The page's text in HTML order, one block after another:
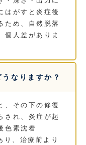
はがすと炎症後
ため、自然脱落
個人差がありま
なりますか？
、その下の修復
され、炎症が起
色素沈着
り、治療前より